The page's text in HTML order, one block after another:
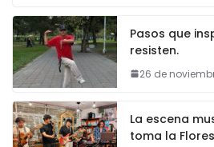
Pasos que
resisten.
26 de
La escena
toma la